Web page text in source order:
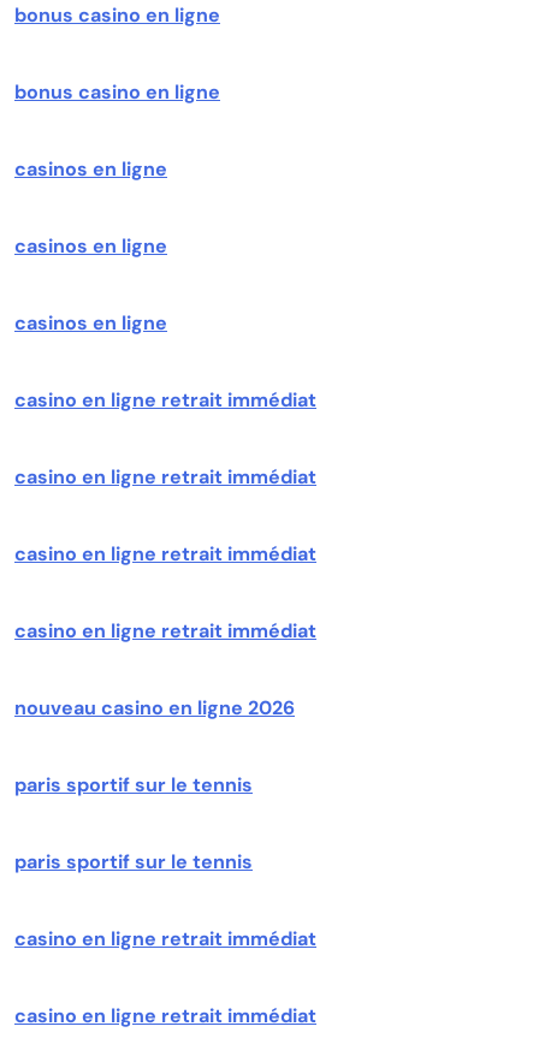
bonus casino en ligne
bonus casino en ligne
casinos en ligne
casinos en ligne
casinos en ligne
casino en ligne retrait immédiat
casino en ligne retrait immédiat
casino en ligne retrait immédiat
casino en ligne retrait immédiat
nouveau casino en ligne 2026
paris sportif sur le tennis
paris sportif sur le tennis
casino en ligne retrait immédiat
casino en ligne retrait immédiat